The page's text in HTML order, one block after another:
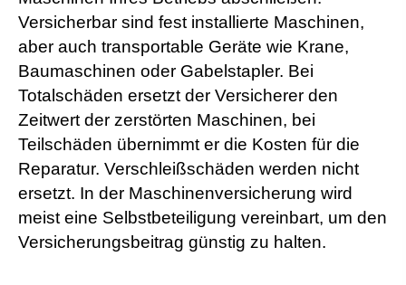
Versicherbar sind fest installierte Maschinen,
aber auch transportable Geräte wie Krane,
Baumaschinen oder Gabelstapler. Bei
Totalschäden ersetzt der Versicherer den
Zeitwert der zerstörten Maschinen, bei
Teilschäden übernimmt er die Kosten für die
Reparatur. Verschleißschäden werden nicht
ersetzt. In der Maschinenversicherung wird
meist eine Selbstbeteiligung vereinbart, um den
Versicherungsbeitrag günstig zu halten.